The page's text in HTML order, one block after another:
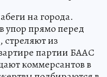
на города.
упор прямо перед
из
партии БААС
коммерсантов в